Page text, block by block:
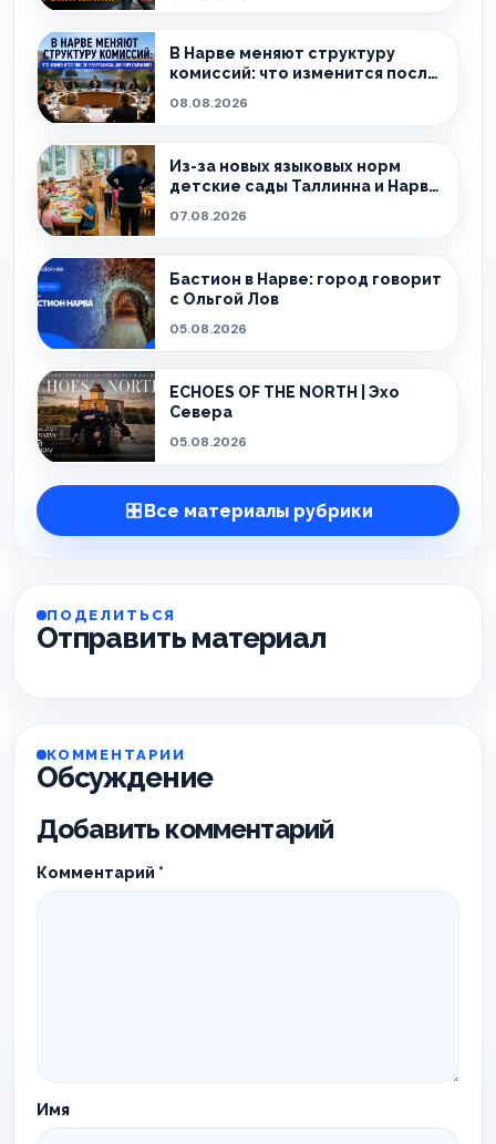
В Нарве меняют структуру
комиссий: что изменится после
08.08.2026
Из-за новых языковых норм
детские сады Таллинна и Нарвы
07.08.2026
Бастион в Нарве: город говорит
с Ольгой Лов
05.08.2026
ECHOES OF THE NORTH | Эхо
Севера
05.08.2026
Все материалы рубрики
ПОДЕЛИТЬСЯ
Отправить материал
КОММЕНТАРИИ
Обсуждение
Добавить комментарий
Комментарий *
Имя